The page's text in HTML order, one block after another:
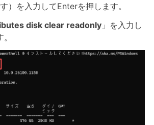
）を入力してEnterを押します。
disk clear readonly」を入力し